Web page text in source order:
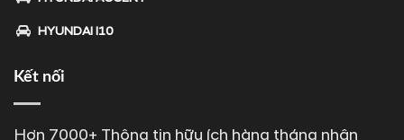
HYUNDAI I10
Kết nối
Hơn 7000+ Thông tin hữu ích hàng tháng nhận